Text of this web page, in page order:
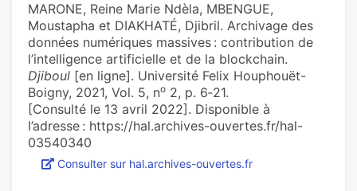
MARONE, Reine Marie Ndèla, MBENGUE,
Moustapha et DIAKHATÉ, Djibril. Archivage des
données numériques massives : contribution de
l’intelligence artificielle et de la blockchain.
Djiboul [en ligne]. Université Felix Houphouët-
Boigny, 2021, Vol. 5, no 2, p. 6‑21.
[Consulté le 13 avril 2022]. Disponible à
l’adresse : https://hal.archives-ouvertes.fr/hal-
03540340
Consulter sur hal.archives-ouvertes.fr